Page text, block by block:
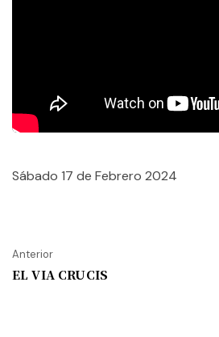
Sábado 17 de Febrero 2024
Anterior
EL VIA CRUCIS